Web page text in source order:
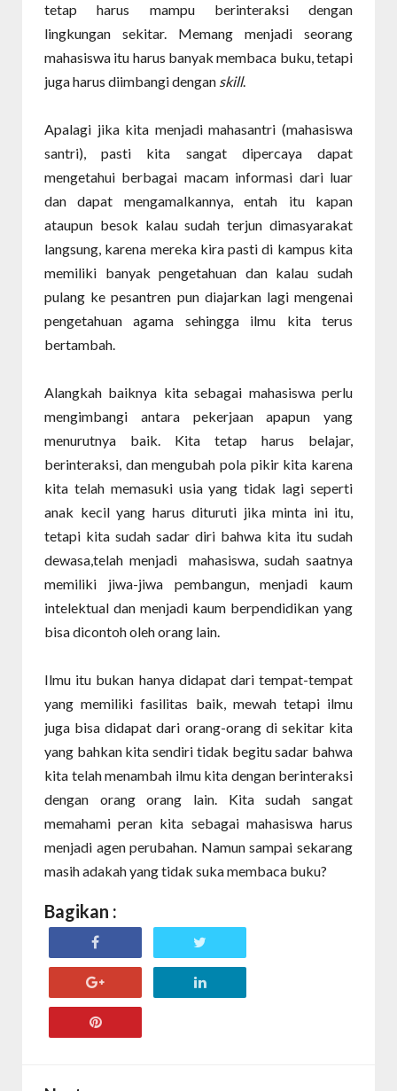
tetap harus mampu berinteraksi dengan
lingkungan sekitar. Memang menjadi seorang
mahasiswa itu harus banyak membaca buku, tetapi
juga harus diimbangi dengan skill.
Apalagi jika kita menjadi mahasantri (mahasiswa
santri), pasti kita sangat dipercaya dapat
mengetahui berbagai macam informasi dari luar
dan dapat mengamalkannya, entah itu kapan
ataupun besok kalau sudah terjun dimasyarakat
langsung, karena mereka kira pasti di kampus kita
memiliki banyak pengetahuan dan kalau sudah
pulang ke pesantren pun diajarkan lagi mengenai
pengetahuan agama sehingga ilmu kita terus
bertambah.
Alangkah baiknya kita sebagai mahasiswa perlu
mengimbangi antara pekerjaan apapun yang
menurutnya baik. Kita tetap harus belajar,
berinteraksi, dan mengubah pola pikir kita karena
kita telah memasuki usia yang tidak lagi seperti
anak kecil yang harus dituruti jika minta ini itu,
tetapi kita sudah sadar diri bahwa kita itu sudah
dewasa,telah menjadi
mahasiswa, sudah saatnya
memiliki jiwa-jiwa pembangun, menjadi kaum
intelektual dan menjadi kaum berpendidikan yang
bisa dicontoh oleh orang lain.
Ilmu itu bukan hanya didapat dari tempat-tempat
yang memiliki fasilitas baik, mewah tetapi ilmu
juga bisa didapat dari orang-orang di sekitar kita
yang bahkan kita sendiri tidak begitu sadar bahwa
kita telah menambah ilmu kita dengan berinteraksi
dengan orang orang lain. Kita sudah sangat
memahami peran kita sebagai mahasiswa harus
menjadi agen perubahan. Namun sampai sekarang
masih adakah yang tidak suka membaca buku?
Bagikan :